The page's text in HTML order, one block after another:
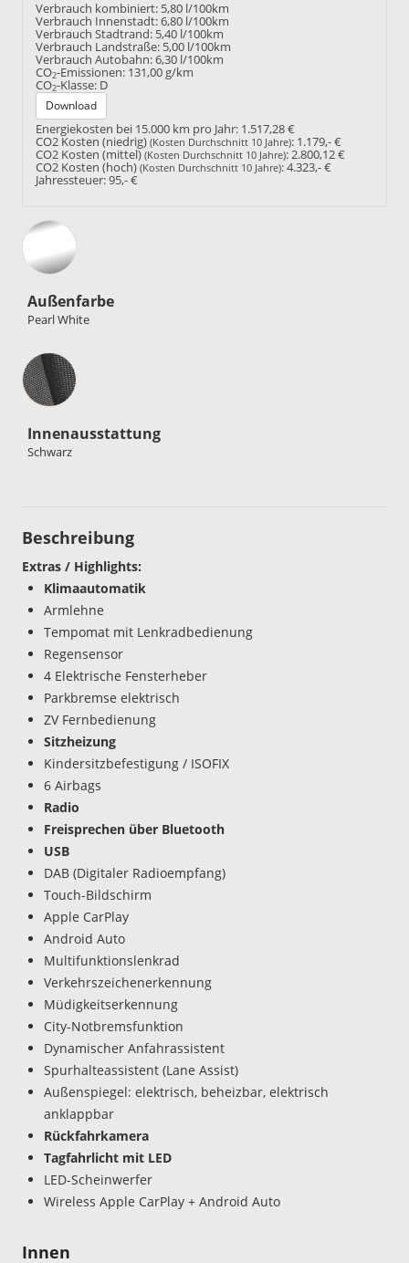
Verbrauch kombiniert: 5,80 l/100km
Verbrauch Innenstadt:6,80 l/100km
Verbrauch Stadtrand: 5,40 l/100km
Verbrauch Landstraße: 5,00 l/100km
Verbrauch Autobahn:6,30 l/100km
CO2-Emissionen: 131,00 g/km
CO2-Klasse: D
Download
Energiekosten bei 15.000 km pro Jahr: 1.517,28 €
CO2 Kosten (niedrig) (Kosten Durchschnitt 10 Jahre): 1.179,- €
CO2 Kosten (mittel) (Kosten Durchschnitt 10 Jahre):2.800,12 €
CO2 Kosten (hoch) (Kosten Durchschnitt 10 Jahre):4.323,- €
Jahressteuer:95,- €
Außenfarbe
Pearl White
Innenausstattung
Innenausstattung
Schwarz
Beschreibung
Extras / Highlights:
Klimaautomatik
Armlehne
Tempomat mit Lenkradbedienung
Regensensor
4 Elektrische Fensterheber
Parkbremse elektrisch
ZV Fernbedienung
Sitzheizung
Kindersitzbefestigung / ISOFIX
6 Airbags
Radio
Freisprechen über Bluetooth
USB
DAB (Digitaler Radioempfang)
Touch-Bildschirm
Apple CarPlay
Android Auto
Multifunktionslenkrad
Verkehrszeichenerkennung
Müdigkeitserkennung
City-Notbremsfunktion
Dynamischer Anfahrassistent
Spurhalteassistent (Lane Assist)
Außenspiegel: elektrisch, beheizbar, elektrisch
anklappbar
Rückfahrkamera
Tagfahrlicht mit LED
LED-Scheinwerfer
Wireless Apple CarPlay + Android Auto
Innen